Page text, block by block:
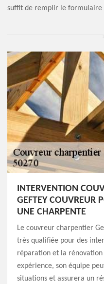
suffit de remplir le formulaire
INTERVENTION
GEFTEY COUVREUR
UNE CHARPENTE
Le couvreur charpentier
très qualifiée pour des
réparation et la rénovation
expérience, son équipe
situations et assurera un